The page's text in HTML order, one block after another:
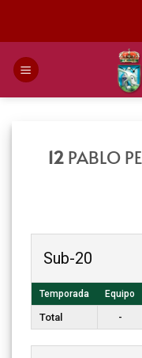
12PABLO
Sub-20
Temporada Equipo
Total -